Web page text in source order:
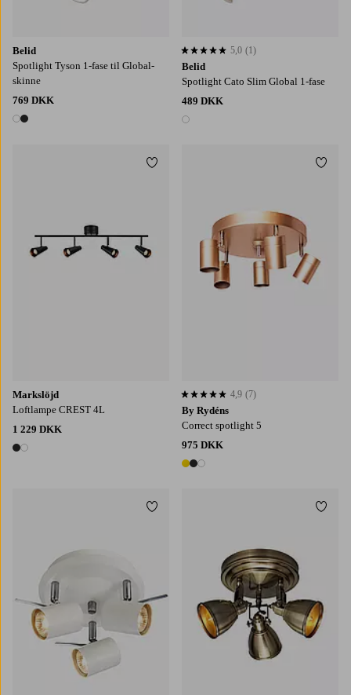
Belid
Spotlight Tyson 1-fase til Global-
skinne
769 DKK
2 farver
Belid
Spotlight Cato Slim Global 1-fase
489 DKK
1 farve
5,0 baseret på 1 bedømmelser
5,0 (1)
Markslöjd
Loftlampe CREST 4L
1 229 DKK
2 farver
Tilføj til favoritter
By Rydéns
Correct spotlight 5
975 DKK
3 farver
4,9 baseret på 7 bedømmelser
4,9 (7)
Tilføj til favoritter